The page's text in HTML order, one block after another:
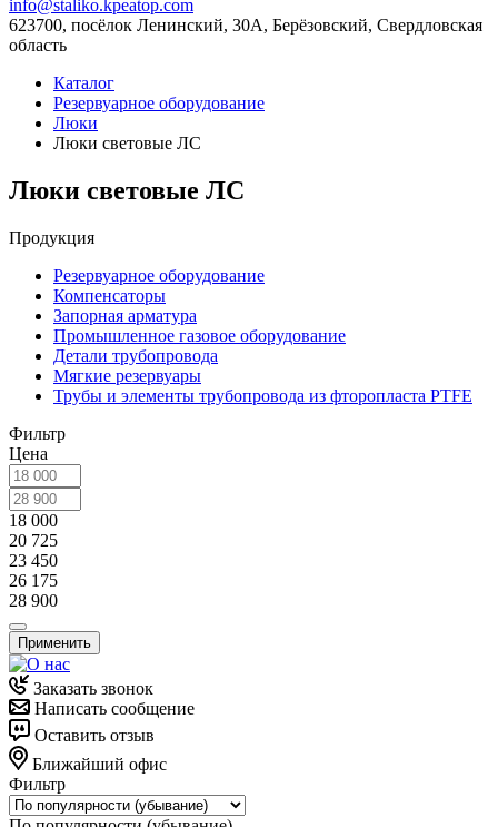
info@staliko.kpeatop.com
623700, посёлок Ленинский, 30А, Берёзовский, Свердловская
область
Каталог
Резервуарное оборудование
Люки
Люки световые ЛС
Люки световые ЛС
Продукция
Резервуарное оборудование
Компенсаторы
Запорная арматура
Промышленное газовое оборудование
Детали трубопровода
Мягкие резервуары
Трубы и элементы трубопровода из фторопласта PTFE
Фильтр
Цена
18 000
20 725
23 450
26 175
28 900
Применить
Заказать звонок
Написать сообщение
Оставить отзыв
Ближайший офис
Фильтр